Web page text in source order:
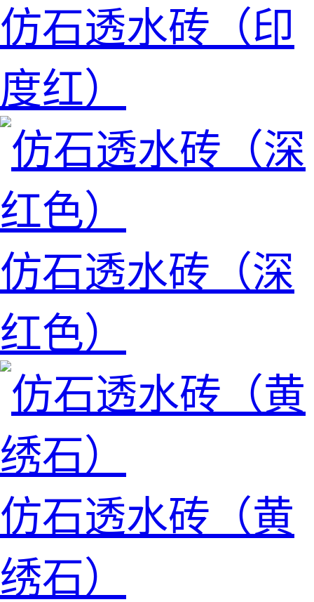
仿石透水砖（印
度红）
仿石透水砖（深
红色）
仿石透水砖（黄
绣石）